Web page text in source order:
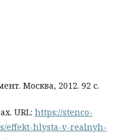
Москва, 2012. 92 с.
URL: https://stenco-
effekt-hlysta-v-realnyh-